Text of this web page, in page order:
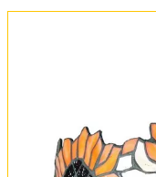
Все о товаре
Оплата и